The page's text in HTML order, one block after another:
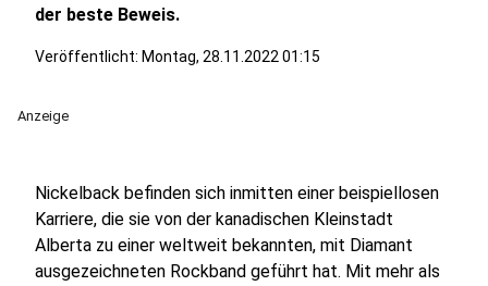
der beste Beweis.
Veröffentlicht: Montag, 28.11.2022 01:15
Anzeige
Nickelback befinden sich inmitten einer beispiellosen
Karriere, die sie von der kanadischen Kleinstadt
Alberta zu einer weltweit bekannten, mit Diamant
ausgezeichneten Rockband geführt hat. Mit mehr als